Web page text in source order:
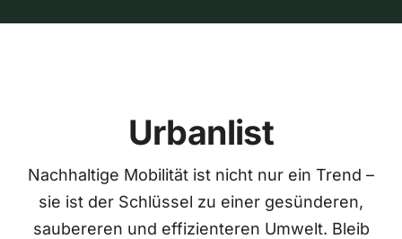
Urbanlist
Nachhaltige Mobilität ist nicht nur ein Trend –
sie ist der Schlüssel zu einer gesünderen,
saubereren und effizienteren Umwelt. Bleib